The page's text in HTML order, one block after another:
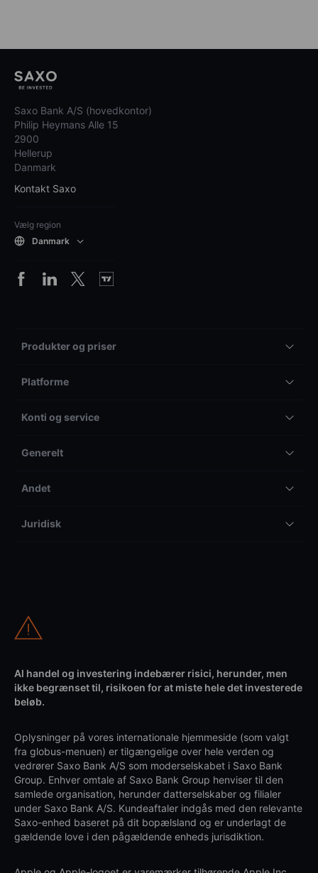
Saxo Bank A/S (hovedkontor)
Philip Heymans Alle 15
2900
Hellerup
Danmark
Kontakt Saxo
Vælg region
Danmark
Produkter og priser
Platforme
Konti og service
Generelt
Andet
Juridisk
Al handel og investering indebærer risici, herunder, men
ikke begrænset til, risikoen for at miste hele det investerede
beløb.
Oplysninger på vores internationale hjemmeside (som valgt
fra globus-menuen) er tilgængelige over hele verden og
vedrører Saxo Bank A/S som moderselskabet i Saxo Bank
Group. Enhver omtale af Saxo Bank Group henviser til den
samlede organisation, herunder datterselskaber og filialer
under Saxo Bank A/S. Kundeaftaler indgås med den relevante
Saxo-enhed baseret på dit bopælsland og er underlagt de
gældende love i den pågældende enheds jurisdiktion.